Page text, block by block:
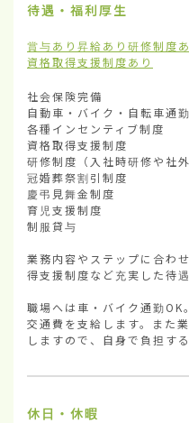
待遇・福利厚生
賞与あり 昇給あり 研修制度
資格取得支援制度あり
社会保険完備
自動車・バイク・自転車通
各種インセンティブ制度
資格取得支援制度
研修制度（入社時研修や社外
冠婚葬祭割引制度
慶弔見舞金制度
育児支援制度
制服貸与
業務内容やステップに合わ
得支援制度など充実した待
職場へは車・バイク通勤OK
交通費を支給します。また
しますので、自身で負担す
休日・休暇